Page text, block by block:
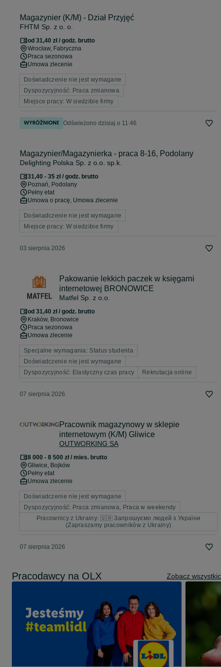
Magazynier (K/M) - Dział Przyjęć
FHTM Sp. z o. o.
od 31,40 zł / godz. brutto
Wrocław, Fabryczna
Praca sezonowa
Umowa zlecenie
Doświadczenie nie jest wymagane
Dyspozycyjność: Praca zmianowa
Miejsce pracy: W siedzibie firmy
Odświeżono dzisiaj o 11:46
Magazynier/Magazynierka - praca 8-16, Podolany
Delighting Polska Sp. z o.o. sp.k.
31,40 - 35 zł / godz. brutto
Poznań, Podolany
Pełny etat
Umowa o pracę, Umowa zlecenie
Doświadczenie nie jest wymagane
Miejsce pracy: W siedzibie firmy
03 sierpnia 2026
Pakowanie lekkich paczek w księgarni
internetowej BRONOWICE
Matfel Sp. z o.o.
od 31,40 zł / godz. brutto
Kraków, Bronowice
Praca sezonowa
Umowa zlecenie
Specjalne wymagania: Status studenta
Doświadczenie nie jest wymagane
Dyspozycyjność: Elastyczny czas pracy
Rekrutacja online
07 sierpnia 2026
Pracownik magazynowy w sklepie
internetowym (K/M) Gliwice
OUTWORKING SA
8 000 - 8 500 zł / mies. brutto
Gliwice, Bojków
Pełny etat
Umowa zlecenie
Doświadczenie nie jest wymagane
Dyspozycyjność: Praca zmianowa, Praca w weekendy
Pracownicy z Ukrainy: 🇺🇦 Запрошуємо людей з України
(Zapraszamy pracowników z Ukrainy)
07 sierpnia 2026
Pracodawcy na OLX Zobacz